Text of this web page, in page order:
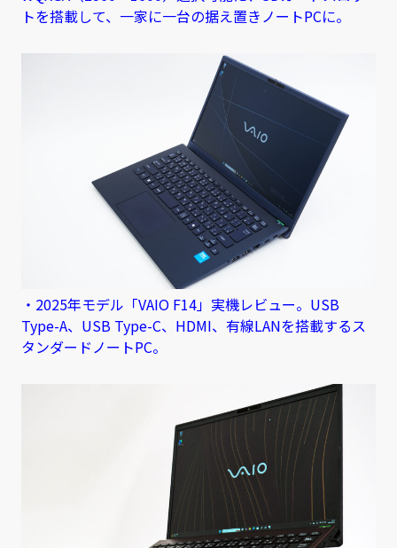
トを搭載して、一家に一台の据え置きノートPCに。
・2025年モデル「VAIO F14」実機レビュー。USB
Type-A、USB Type-C、HDMI、有線LANを搭載するス
タンダードノートPC。